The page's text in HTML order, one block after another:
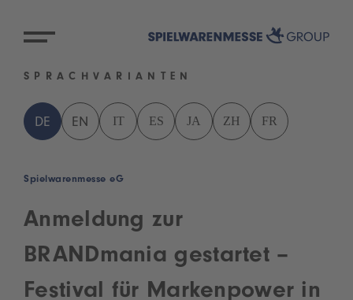
SPRACHVARIANTEN
DE EN IT ES JA ZH FR
Spielwarenmesse eG
Anmeldung zur
BRANDmania gestartet –
Festival für Markenpower in